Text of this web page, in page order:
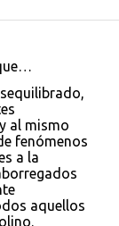
al mismo
fenómenos
a la
aquellos